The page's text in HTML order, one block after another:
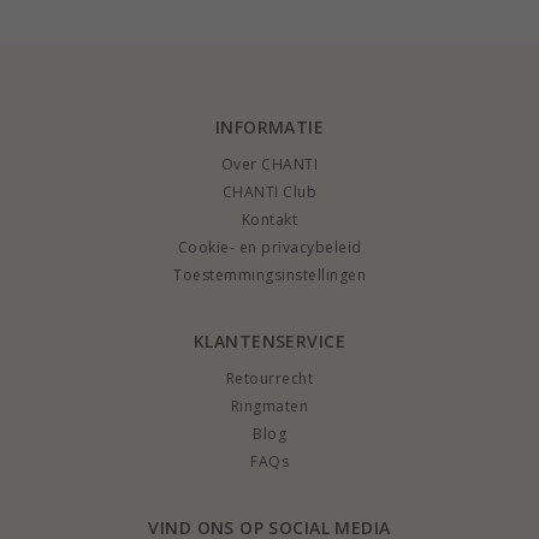
INFORMATIE
Over CHANTI
CHANTI Club
Kontakt
Cookie- en privacybeleid
Toestemmingsinstellingen
KLANTENSERVICE
Retourrecht
Ringmaten
Blog
FAQs
VIND ONS OP SOCIAL MEDIA